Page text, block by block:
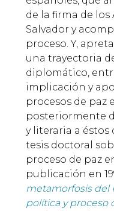
de la firma de los
Salvador y
proceso. Y,
una trayectoria
diplomático, entre
implicación y
procesos de paz
posteriormente
y literaria a éstos
tesis doctoral
proceso de paz
publicación en
metamorfosis del
política y proceso